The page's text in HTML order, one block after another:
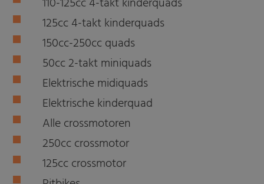
125cc 4-takt kinderquads
150cc-250cc quads
50cc 2-takt miniquads
Elektrische midiquads
Elektrische kinderquad
Alle crossmotoren
250cc crossmotor
125cc crossmotor